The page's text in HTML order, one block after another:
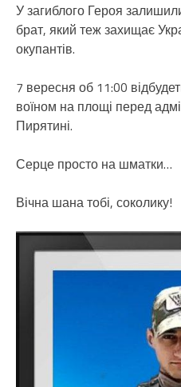
У загиблого Героя
брат, який теж захищає
окупантів.
7 вересня об 11:00
воїном на площі перед
Пирятині.
Серце просто на шматки…
Вічна шана тобі, соколику!